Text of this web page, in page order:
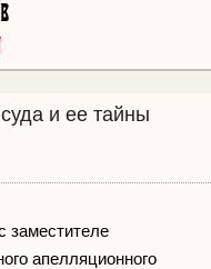
и ее тайны
заместителе
апелляционного